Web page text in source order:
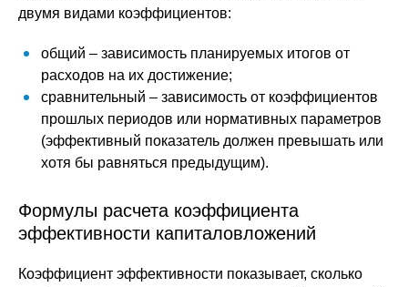
двумя видами коэффициентов:
общий – зависимость планируемых итогов от
расходов на их достижение;
сравнительный – зависимость от коэффициентов
прошлых периодов или нормативных параметров
(эффективный показатель должен превышать или
хотя бы равняться предыдущим).
Формулы расчета коэффициента
эффективности капиталовложений
Коэффициент эффективности показывает, сколько